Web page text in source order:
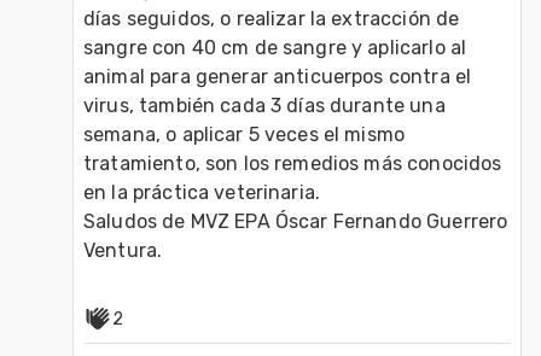
días seguidos, o realizar la extracción de
sangre con 40 cm de sangre y aplicarlo al
animal para generar anticuerpos contra el
virus, también cada 3 días durante una
semana, o aplicar 5 veces el mismo
tratamiento, son los remedios más conocidos
en la práctica veterinaria.
Saludos de MVZ EPA Óscar Fernando Guerrero
Ventura.
2